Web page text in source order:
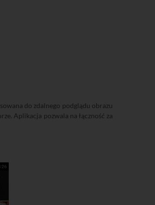
do zdalnego podglądu obrazu
Aplikacja pozwala na łączność za